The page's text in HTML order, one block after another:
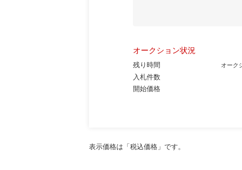
オークション状況
残り時間 オーク
入札件数
開始価格
表示価格は「税込価格」です。